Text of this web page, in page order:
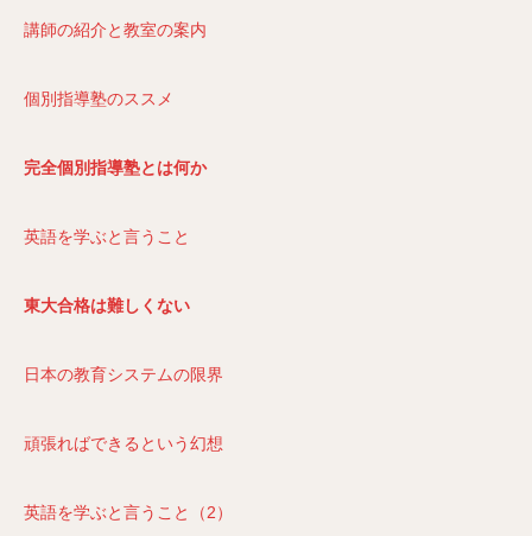
講師の紹介と教室の案内
個別指導塾のススメ
完全個別指導塾とは何か
英語を学ぶと言うこと
東大合格は難しくない
日本の教育システムの限界
頑張ればできるという幻想
英語を学ぶと言うこと（2）